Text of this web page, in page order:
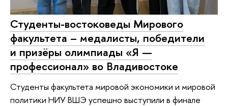
Студенты-востоковеды Мирового
факультета – медалисты, победители
и призёры олимпиады «Я —
профессионал» во Владивостоке
Студенты факультета мировой экономики и мировой
политики НИУ ВШЭ успешно выступили в финале